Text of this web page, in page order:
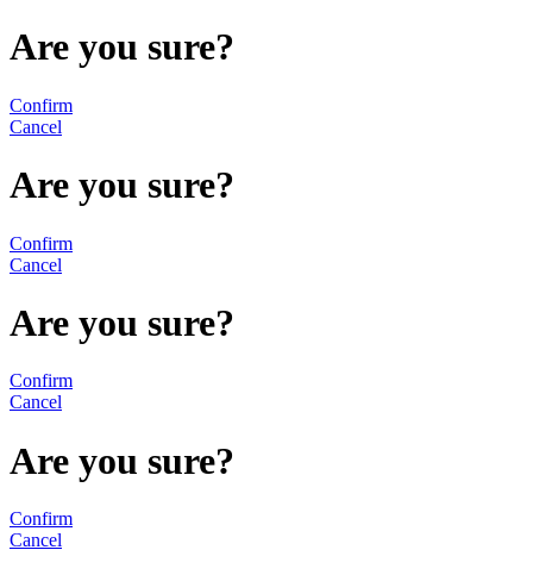
Are you sure?
Confirm
Cancel
Are you sure?
Confirm
Cancel
Are you sure?
Confirm
Cancel
Are you sure?
Confirm
Cancel